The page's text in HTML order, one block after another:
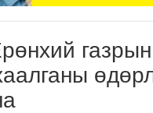
газрын